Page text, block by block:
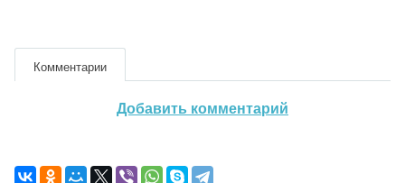
Комментарии
Добавить комментарий